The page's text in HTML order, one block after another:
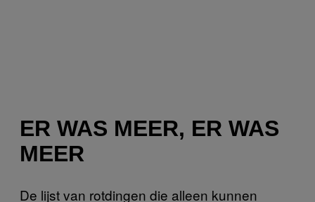
ER WAS MEER, ER WAS
MEER
De lijst van rotdingen die alleen kunnen